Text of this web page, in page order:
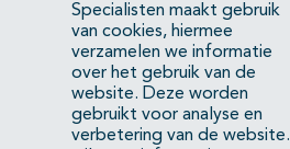
(088) 505 34 34
info@richtlijnendatabase.nl
YouTubeLinkedIn
Specialisten maakt gebruik
van cookies, hiermee
verzamelen we informatie
over het gebruik van de
website. Deze worden
gebruikt voor analyse en
verbetering van de website.